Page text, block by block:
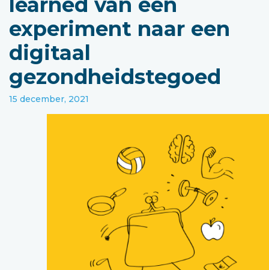
experiment naar een
digitaal
gezondheidstegoed
15 december, 2021